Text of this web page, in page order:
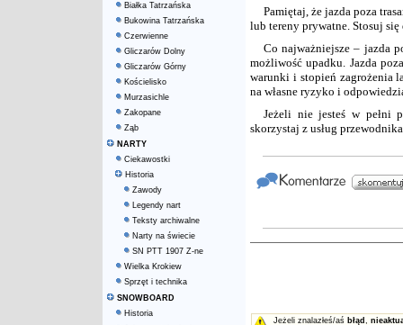
Białka Tatrzańska
Bukowina Tatrzańska
Czerwienne
Gliczarów Dolny
Gliczarów Górny
Kościelisko
Murzasichle
Zakopane
Ząb
NARTY
Ciekawostki
Historia
Zawody
Legendy nart
Teksty archiwalne
Narty na świecie
SN PTT 1907 Z-ne
Wielka Krokiew
Sprzęt i technika
SNOWBOARD
Historia
Pamiętaj, że jazda poza
lub tereny prywatne. Stosuj
Co najważniejsze – jazda
możliwość upadku. Jazda
warunki i stopień zagrożenia
na własne ryzyko i
Jeżeli nie jesteś w pełni
skorzystaj z usług
Jeżeli znalazłeś/aś błąd ,